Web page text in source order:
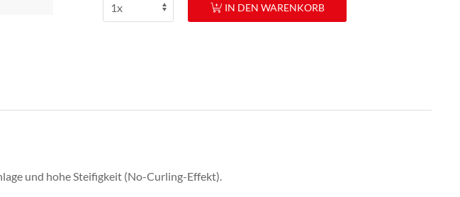
IN DEN WARENKORB
und hohe Steifigkeit (No-Curling-Effekt).